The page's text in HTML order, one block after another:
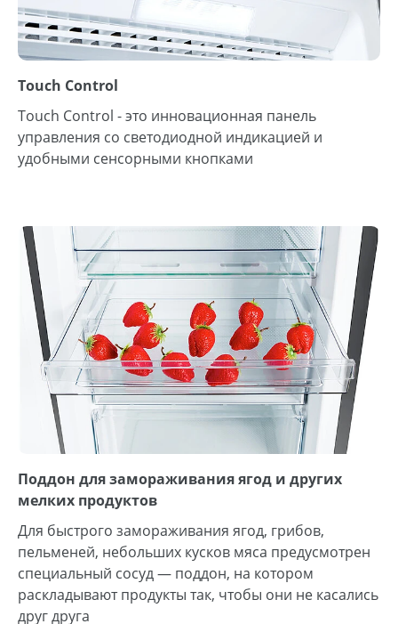
Touch Control
Touch Control - это инновационная панель
управления со светодиодной индикацией и
удобными сенсорными кнопками
Поддон для замораживания ягод и других
мелких продуктов
Для быстрого замораживания ягод, грибов,
пельменей, небольших кусков мяса предусмотрен
специальный сосуд — поддон, на котором
раскладывают продукты так, чтобы они не касались
друг друга